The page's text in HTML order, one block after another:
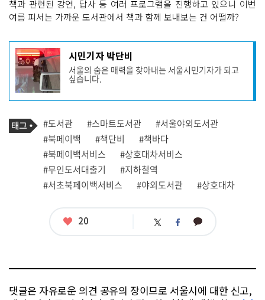
책과 관련된 강연, 답사 등 여러 프로그램을 진행하고 있으니 이번
여름 피서는 가까운 도서관에서 책과 함께 보내보는 건 어떨까?
기
사
작
성
자
프
필
시민기자 박단비
서울의 숨은 매력을 찾아내는 서울시민기자가 되고
싶습니다.
기
사
관
련
태
그
태
그
#도서관 #스마트도서관
#서울야외도서관
#북페이백
#책단비
#책바다
#북페이백서비스
#상호대차서비스
#무인도서대출기
#지하철역
#서초북페이백서비스
#야외도서관 #상호대차
좋
20 트 페 카
댓글은 자유로운 의견 공유의 장이므로 서울시에 대한 신고,